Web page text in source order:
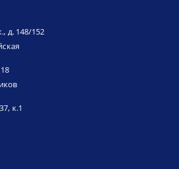
д. 148/152
к.1